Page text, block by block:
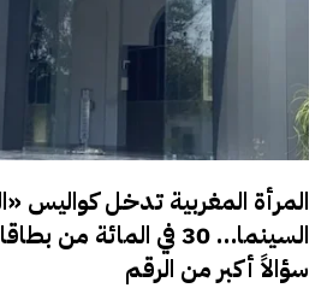
المرأة المغربية تدخل كواليس
السينما… 30 في المائة
سؤالاً أكبر من الرقم